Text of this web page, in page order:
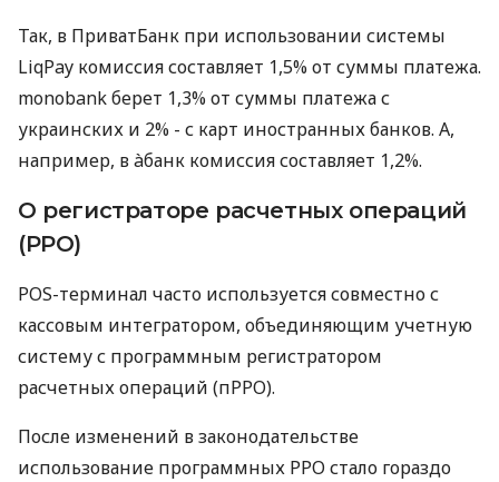
Так, в ПриватБанк при использовании системы
LiqPay комиссия составляет 1,5% от суммы платежа.
monobank берет 1,3% от суммы платежа с
украинских и 2% - с карт иностранных банков. А,
например, в àбанк комиссия составляет 1,2%.
О регистраторе расчетных операций
(РРО)
POS-терминал часто используется совместно с
кассовым интегратором, объединяющим учетную
систему с программным регистратором
расчетных операций (пРРО).
После изменений в законодательстве
использование программных РРО стало гораздо